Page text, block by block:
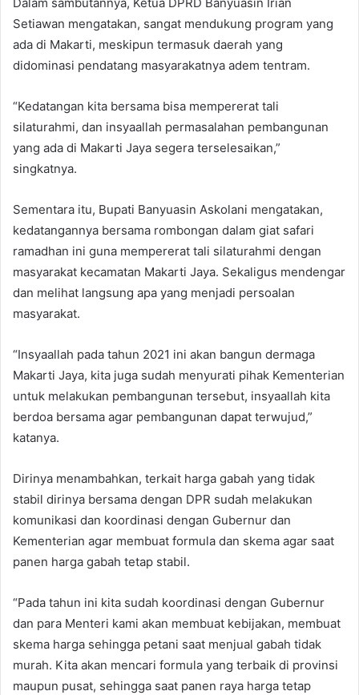
Setiawan mengatakan, sangat mendukung program yang
ada di Makarti, meskipun termasuk daerah yang
didominasi pendatang masyarakatnya adem tentram.
“Kedatangan kita bersama bisa mempererat tali
silaturahmi, dan insyaallah permasalahan pembangunan
yang ada di Makarti Jaya segera terselesaikan,”
singkatnya.
Sementara itu, Bupati Banyuasin Askolani mengatakan,
kedatangannya bersama rombongan dalam giat safari
ramadhan ini guna mempererat tali silaturahmi dengan
masyarakat kecamatan Makarti Jaya. Sekaligus mendengar
dan melihat langsung apa yang menjadi persoalan
masyarakat.
“Insyaallah pada tahun 2021 ini akan bangun dermaga
Makarti Jaya, kita juga sudah menyurati pihak Kementerian
untuk melakukan pembangunan tersebut, insyaallah kita
berdoa bersama agar pembangunan dapat terwujud,”
katanya.
Dirinya menambahkan, terkait harga gabah yang tidak
stabil dirinya bersama dengan DPR sudah melakukan
komunikasi dan koordinasi dengan Gubernur dan
Kementerian agar membuat formula dan skema agar saat
panen harga gabah tetap stabil.
“Pada tahun ini kita sudah koordinasi dengan Gubernur
dan para Menteri kami akan membuat kebijakan, membuat
skema harga sehingga petani saat menjual gabah tidak
murah. Kita akan mencari formula yang terbaik di provinsi
maupun pusat, sehingga saat panen raya harga tetap